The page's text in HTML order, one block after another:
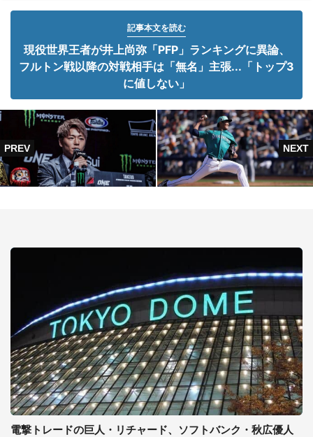
記事本文を読む
現役世界王者が井上尚弥「PFP」ランキングに異論、
フルトン戦以降の対戦相手は「無名」主張...「トップ3
に値しない」
電撃トレードの巨人・リチャード、ソフトバンク・秋広優人